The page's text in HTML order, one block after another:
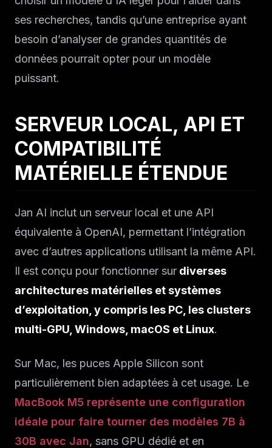
Solutions
À propos
ses recherches, tandis qu’une entreprise ayant
besoin d’analyser de grandes quantités de
données pourrait opter pour un modèle
puissant.
SERVEUR LOCAL, API ET
COMPATIBILITÉ
MATÉRIELLE ÉTENDUE
Jan AI inclut un serveur local et une API
équivalente à OpenAI, permettant l’intégration
avec d’autres applications utilisant la même API.
Il est conçu pour fonctionner sur diverses
architectures matérielles et systèmes
d’exploitation, y compris les PC, les clusters
multi-GPU, Windows, macOS et Linux.
Sur Mac, les puces Apple Silicon sont
particulièrement bien adaptées à cet usage. Le
MacBook M5 représente une configuration
idéale pour faire tourner des modèles 7B à
30B avec Jan, sans GPU dédié et en